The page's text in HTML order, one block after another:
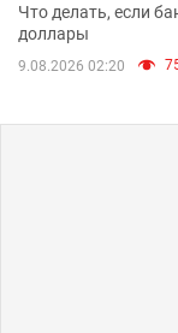
Что делать, если
доллары
9.08.2026 02:20